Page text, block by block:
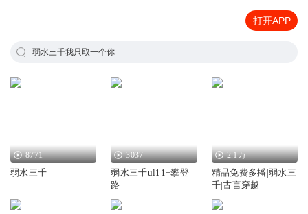
打开APP
弱水三千我只取一个你
8771
弱水三千
3037
弱水三千ul11+攀登
路
2.1万
精品免费多播|弱水三
千|古言穿越